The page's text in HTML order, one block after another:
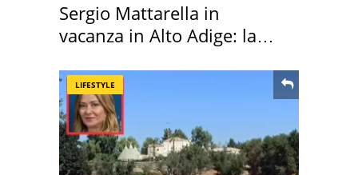
Sergio Mattarella in
vacanza in Alto Adige: la
LIFESTYLE